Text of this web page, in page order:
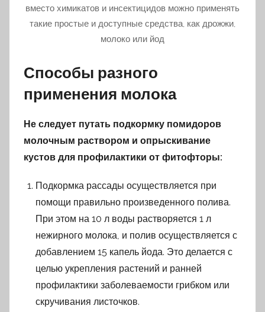
вместо химикатов и инсектицидов можно применять
такие простые и доступные средства, как дрожжи,
молоко или йод
Способы разного
применения молока
Не следует путать подкормку помидоров
молочным раствором и опрыскивание
кустов для профилактики от фитофторы:
Подкормка рассады осуществляется при
помощи правильно произведенного полива.
При этом на 10 л воды растворяется 1 л
нежирного молока, и полив осуществляется с
добавлением 15 капель йода. Это делается с
целью укрепления растений и ранней
профилактики заболеваемости грибком или
скручивания листочков.